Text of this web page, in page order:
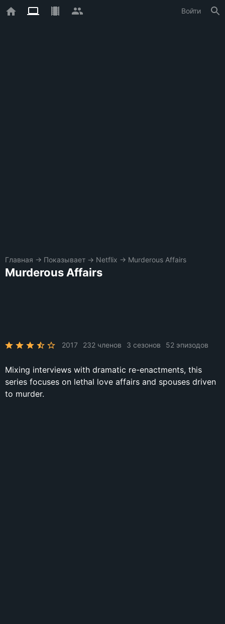
Войти
Главная → Показывает → Netflix → Murderous Affairs
Murderous Affairs
2017 232 членов 3 сезонов 52 эпизодов
Mixing interviews with dramatic re-enactments, this
series focuses on lethal love affairs and spouses driven
to murder.